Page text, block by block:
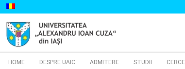
Cautare...
HOME DESPRE UAIC ADMITERE STUDII